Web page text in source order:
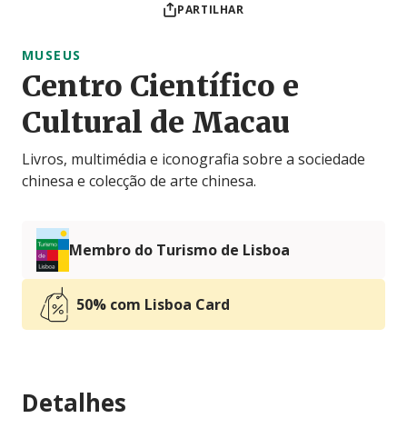
PARTILHAR
MUSEUS
Centro Científico e
Cultural de Macau
Livros, multimédia e iconografia sobre a sociedade
chinesa e colecção de arte chinesa.
Membro do Turismo de Lisboa
50% com Lisboa Card
Detalhes